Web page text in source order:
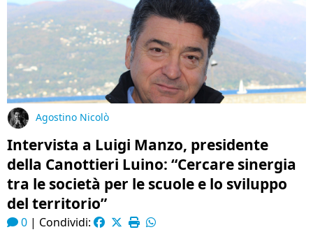
Agostino Nicolò
Intervista a Luigi Manzo, presidente
della Canottieri Luino: “Cercare sinergia
tra le società per le scuole e lo sviluppo
del territorio”
0 | Condividi: